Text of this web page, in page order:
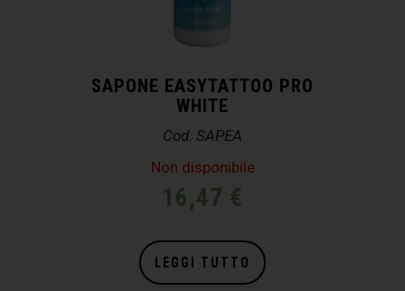
SAPONE EASYTATTOO PRO
WHITE
Cod. SAPEA
Non disponibile
16,47 €
LEGGI TUTTO